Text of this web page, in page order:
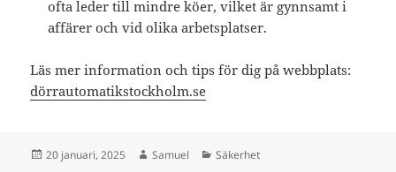
ofta leder till mindre köer, vilket är gynnsamt i
affärer och vid olika arbetsplatser.
Läs mer information och tips för dig på webbplats:
dörrautomatikstockholm.se
Postat
20 januari, 2025 Författare
Samuel Kategorier
Säkerhet